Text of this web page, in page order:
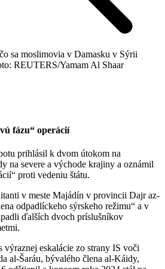
sa moslimovia v Damasku v Sýrii
REUTERS/Yamam Al Shaar
fázu“ operácií
prihlásil k dvom útokom na
na severe a východe krajiny a oznámil
proti vedeniu štátu.
v meste Majádín v provincii Dajr az-
odpadlíckeho sýrskeho režimu“ a v
ďalších dvoch príslušníkov
výraznej eskalácie zo strany IS voči
al-Šaráu, bývalého člena al-Káidy,